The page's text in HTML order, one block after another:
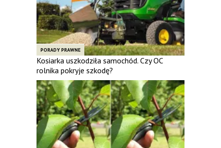
PORADY PRAWNE
Kosiarka uszkodziła samochód. Czy OC
rolnika pokryje szkodę?